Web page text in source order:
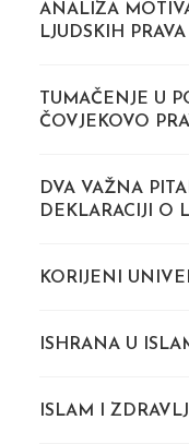
ANALIZA
LJUDSKIH PRAVA
TUMAČENJE U
ČOVJEKOVO
DVA VAŽNA
DEKLARACIJI O
KORIJENI
ISHRANA U
ISLAM I